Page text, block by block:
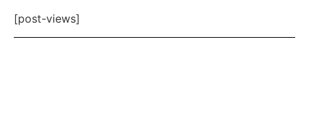
[post-views]